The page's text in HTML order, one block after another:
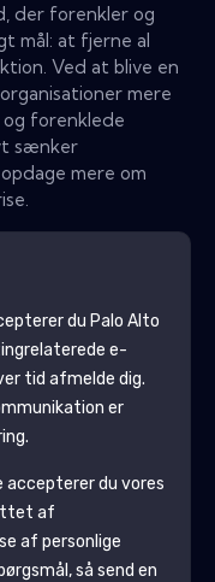
der forenkler og
mål: at fjerne al
Ved at blive en
mere
forenklede
sænker
mere om
du Palo Alto
e-
tid afmelde dig.
er
accepterer du vores
af
af personlige
så send en